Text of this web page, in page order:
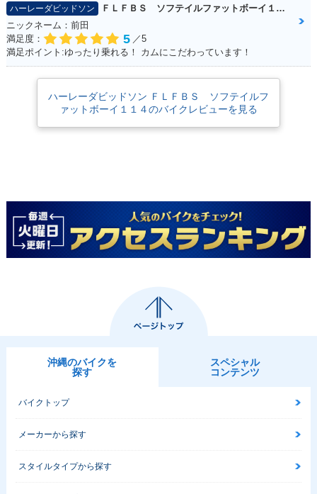
ハーレーダビッドソン
ＦＬＦＢＳ ソフテイルファットボーイ１１４
ニックネーム：前田
満足度：
5 ／5
満足ポイント:ゆったり乗れる！ カムにこだわっています！
ハーレーダビッドソン ＦＬＦＢＳ ソフテイルフ
ァットボーイ１１４のバイクレビューを見る
沖縄のバイクを
探す
スペシャル
コンテンツ
バイクトップ
メーカーから探す
スタイルタイプから探す